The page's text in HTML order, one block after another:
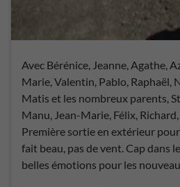
Avec Bérénice, Jeanne, Agathe,
Marie, Valentin, Pablo, Raphaël,
Matis et les nombreux parents,
Manu, Jean-Marie, Félix,
Première sortie en extérieur
fait beau, pas de vent. Cap dans
belles émotions pour les